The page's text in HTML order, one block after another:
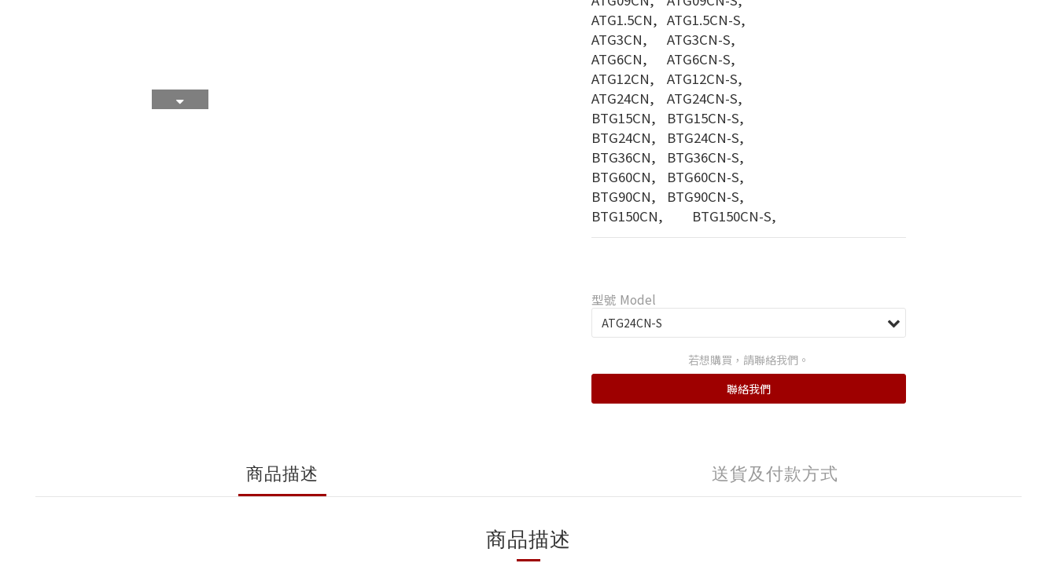
ATG1.5CN, 	ATG1.5CN-S,
ATG3CN, 	ATG3CN-S,
ATG6CN, 	ATG6CN-S,
ATG12CN, 	ATG12CN-S,
ATG24CN,	ATG24CN-S,
BTG15CN, 	BTG15CN-S,
BTG24CN, 	BTG24CN-S,
BTG36CN, 	BTG36CN-S,
BTG60CN, 	BTG60CN-S,
BTG90CN, 	BTG90CN-S,
BTG150CN, 	BTG150CN-S,
型號 Model
若想購買，請聯絡我們。
聯絡我們
商品描述 送貨及付款方式
商品描述